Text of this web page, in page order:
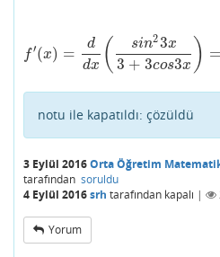
f′(x) =
d
dx ( sin23x
3 + 3cos3x ) =
f′(x)=d dx( sin2 3 3+3cos3x)=?
notu ile kapatıldı: çözüldü
3 Eylül 2016Orta Öğretim
tarafından soruldu
4 Eylül 2016srh tarafından kapalı |
Yorum